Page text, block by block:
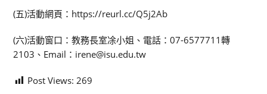
(五)活動網頁：https://reurl.cc/Q5j2Ab
(六)活動窗口：教務長室凃小姐、電話：07-6577711轉
2103、Email：irene@isu.edu.tw
Post Views: 269